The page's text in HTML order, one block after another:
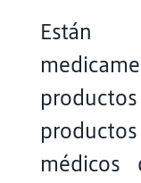
médicos